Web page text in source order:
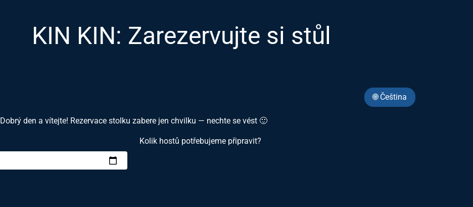
KIN KIN: Zarezervujte si stůl
🌐 Čeština
Dobrý den a vítejte! Rezervace stolku zabere jen chvilku — nechte se vést 🙂
Kolik hostů potřebujeme připravit?